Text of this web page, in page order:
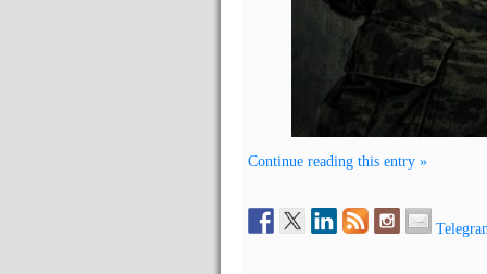
Continue reading this entry »